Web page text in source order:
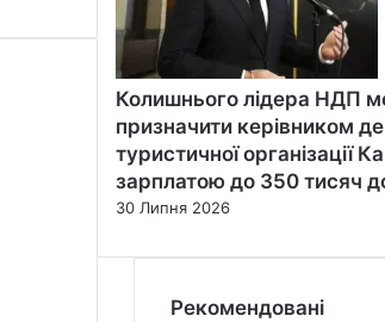
Колишнього лідера НДП
призначити керівником
туристичної організації
зарплатою до 350 тисяч
30 Липня 2026
Рекомендовані